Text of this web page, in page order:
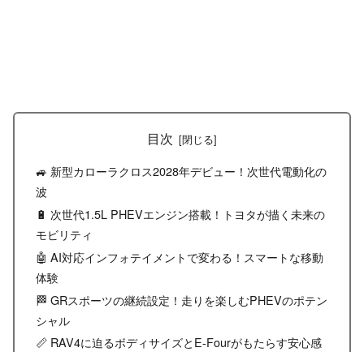
目次
🚙 新型カローラクロス2028年デビュー！次世代電動化の
波
🔋 次世代1.5L PHEVエンジン搭載！トヨタが描く未来の
モビリティ
🤖 AI対応インフォテイメントで変わる！スマートな移動
体験
🏁 GRスポーツの継続設定！走りを楽しむPHEVのポテン
シャル
📏 RAV4に迫るボディサイズとE-Fourがもたらす安心感